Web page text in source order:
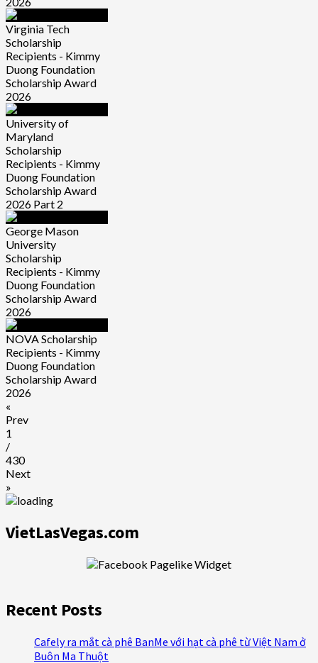
Virginia Tech
Scholarship
Recipients - Kimmy
Duong Foundation
Scholarship Award
2026
University of
Maryland
Scholarship
Recipients - Kimmy
Duong Foundation
Scholarship Award
2026 Part 2
George Mason
University
Scholarship
Recipients - Kimmy
Duong Foundation
Scholarship Award
2026
NOVA Scholarship
Recipients - Kimmy
Duong Foundation
Scholarship Award
2026
«
Prev
1
/
430
Next
»
VietLasVegas.com
Recent Posts
Cafely ra mắt cà phê BanMe với hạt cà phê từ Việt Nam ở
Buôn Ma Thuột